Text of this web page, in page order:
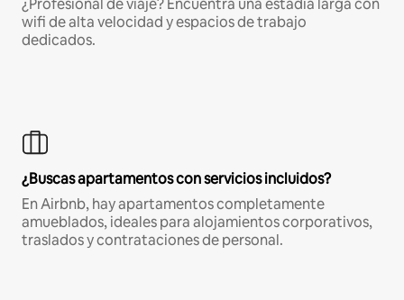
wifi de alta velocidad y espacios de trabajo
dedicados.
¿Buscas apartamentos con servicios incluidos?
En Airbnb, hay apartamentos completamente
amueblados, ideales para alojamientos corporativos,
traslados y contrataciones de personal.